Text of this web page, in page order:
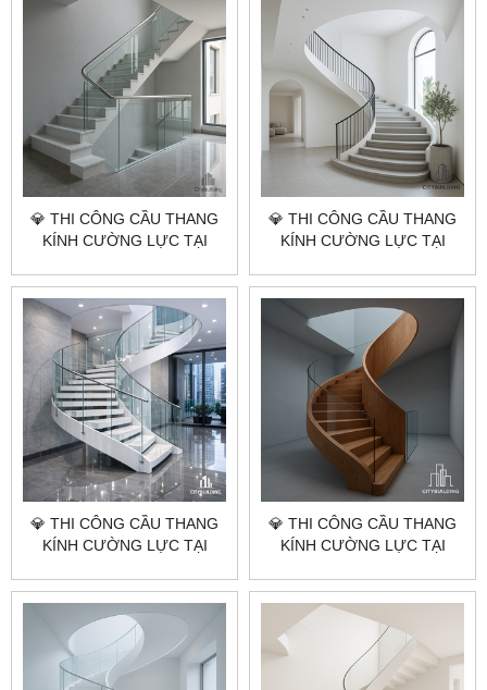
💎 THI CÔNG CẦU THANG
KÍNH CƯỜNG LỰC TẠI
BÁO GIÁ LẮP ĐẶT CHUẨN
XƯỞNG CITYBUILDING
💎 THI CÔNG CẦU THANG
KÍNH CƯỜNG LỰC TẠI
BÁO GIÁ LẮP ĐẶT CHUẨN
XƯỞNG CITYBUILDING
💎 THI CÔNG CẦU THANG
KÍNH CƯỜNG LỰC TẠI
GIÁ LẮP ĐẶT CHUẨN
XƯỞNG CITYBUILDING
💎 THI CÔNG CẦU THANG
KÍNH CƯỜNG LỰC TẠI
GIÁ LẮP ĐẶT CHUẨN
XƯỞNG CITYBUILDING